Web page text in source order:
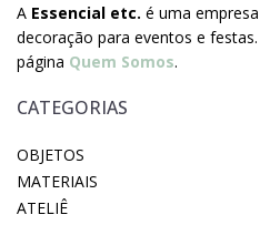
A Essencial etc. é uma
decoração para eventos e
página Quem Somos.
CATEGORIAS
OBJETOS
MATERIAIS
ATELIÊ